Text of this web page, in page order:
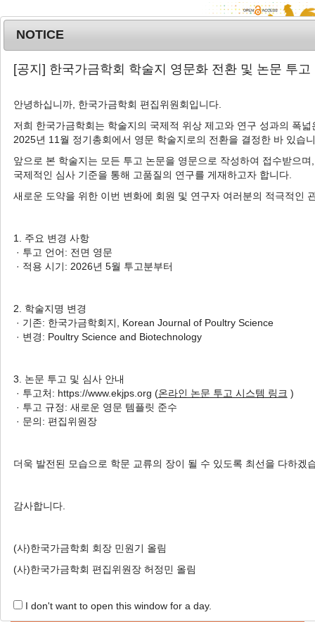
T
o
e
n
a
MENU
Advanced Search List
Author: So Young Jang
1 Articles are founded.
and Thigh Meat
국내 유통 중인 동물복지 육계와 일반육계의 품질 비교:
, Young Ho Lim
, So Young Jang , Beob Mo Ku
, Ji Woo
Kang
, Jung Seok Choi
김민준, 이솔희, 박상훈, 박규태, 임영호, 장소영, 구법모, 강지우, 최정석
https://doi.org/10.5536/KJPS.2024.51.4.221
NOTICE
[공지] 한국가금학회 학술지 영문화 전환 및 논문 투고
안녕하십니까, 한국가금학회 편집위원회입니다.
저희 한국가금학회는 학술지의 국제적 위상 제고와 연구 성과의 폭넓
2025년 11월 정기총회에서 영문 학술지로의 전환을 결정한 바 있습
앞으로 본 학술지는 모든 투고 논문을 영문으로 작성하여 접수받으며,
국제적인 심사 기준을 통해 고품질의 연구를 게재하고자 합니다.
새로운 도약을 위한 이번 변화에 회원 및 연구자 여러분의 적극적인
1. 주요 변경 사항
· 투고 언어: 전면 영문
· 적용 시기: 2026년 5월 투고분부터
2. 학술지명 변경
· 기존: 한국가금학회지, Korean Journal of Poultry Science
· 변경: Poultry Science and Biotechnology
3. 논문 투고 및 심사 안내
· 투고처: https://www.ekjps.org (온라인 논문 투고 시스템 링크 )
· 투고 규정: 새로운 영문 템플릿 준수
· 문의: 편집위원장
더욱 발전된 모습으로 학문 교류의 장이 될 수 있도록 최선을 다하겠
감사합니다.
(사)한국가금학회 회장 민원기 올림
(사)한국가금학회 편집위원장 허정민 올림
I don't want to open this window for a day.